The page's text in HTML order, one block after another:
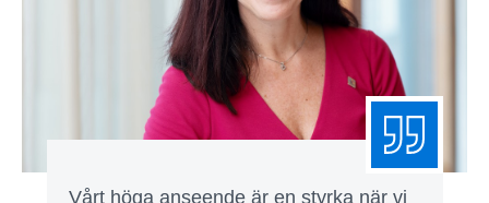
Vårt höga anseende är en styrka när vi